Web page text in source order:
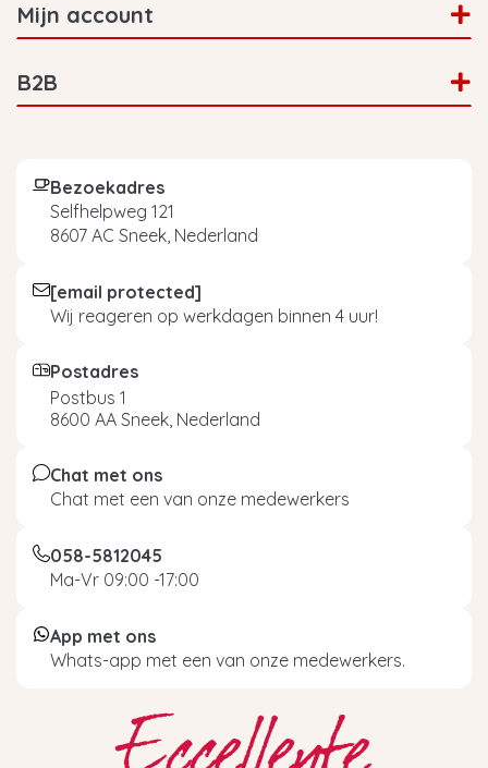
Mijn account
B2B
Bezoekadres
Selfhelpweg 121
8607 AC Sneek, Nederland
[email protected]
Wij reageren op werkdagen binnen 4 uur!
Postadres
Postbus 1
8600 AA Sneek, Nederland
Chat met ons
Chat met een van onze medewerkers
058-5812045
Ma-Vr 09:00 -17:00
App met ons
Whats-app met een van onze medewerkers.